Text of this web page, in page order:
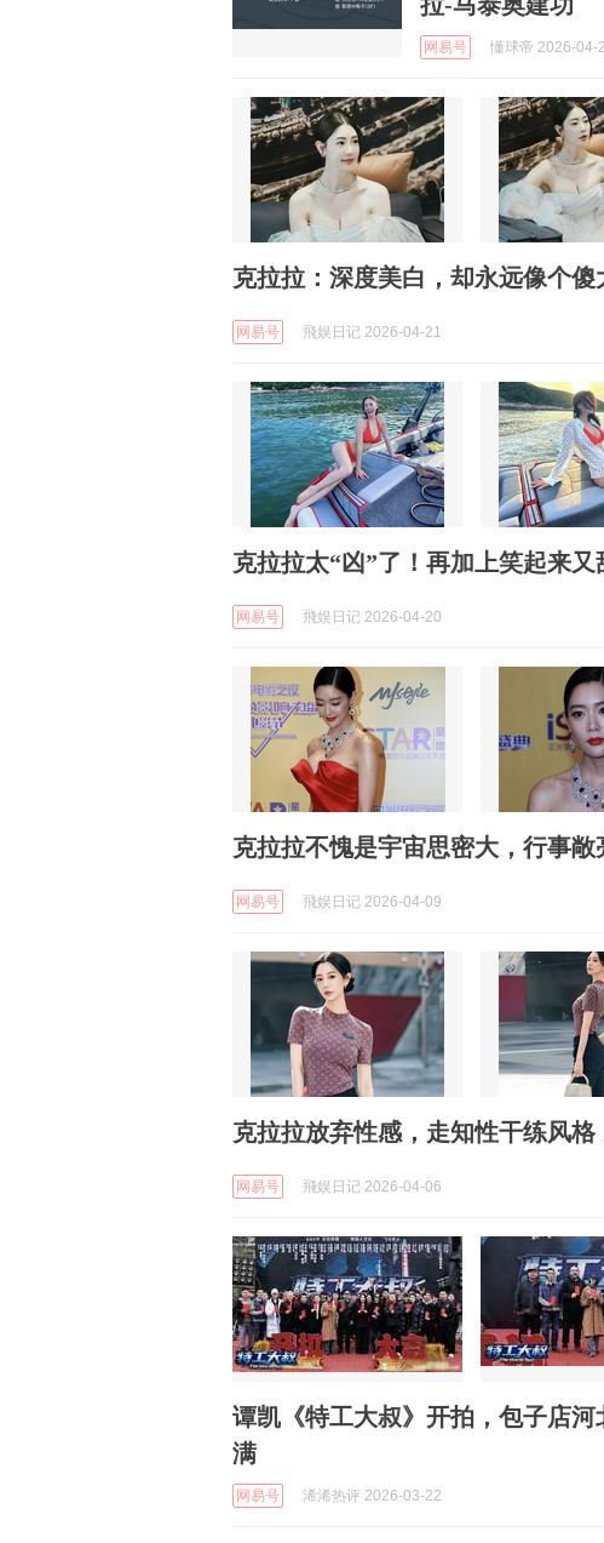
网易号 懂球帝 2026-04-
克拉拉：深度美白，却永远像个傻
网易号 飛娱日记 2026-04-21
克拉拉太“凶”了！再加上笑起来又
网易号 飛娱日记 2026-04-20
克拉拉不愧是宇宙思密大，行事
网易号 飛娱日记 2026-04-09
克拉拉放弃性感，走知性干练风格
网易号 飛娱日记 2026-04-06
谭凯《特工大叔》开拍，包子店
满
网易号 浠浠热评 2026-03-22